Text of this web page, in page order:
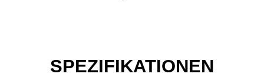
SPEZIFIKATIONEN